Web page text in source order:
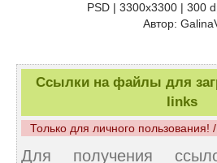
PSD | 3300x3300 | 300
Автор:
Ссылки на файлы для
links
Только для личного
Для получения